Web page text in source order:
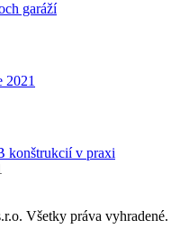
garáží
2021
konštrukcií v praxi
Všetky práva vyhradené.